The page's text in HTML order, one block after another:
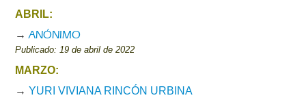
ABRIL:
→ANÓNIMO
Publicado: 19 de abril de 2022
MARZO:
→YURI VIVIANA RINCÓN URBINA